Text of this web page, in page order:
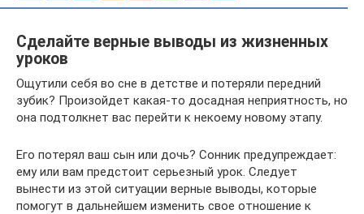
Сделайте верные выводы из жизненных
уроков
Ощутили себя во сне в детстве и потеряли передний
зубик? Произойдет какая-то досадная неприятность, но
она подтолкнет вас перейти к некоему новому этапу.
Его потерял ваш сын или дочь? Сонник предупреждает:
ему или вам предстоит серьезный урок. Следует
вынести из этой ситуации верные выводы, которые
помогут в дальнейшем изменить свое отношение к